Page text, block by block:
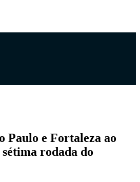
Paulo e Fortaleza ao
rodada do